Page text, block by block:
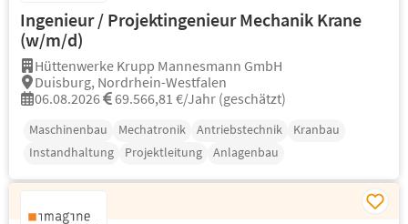
Ingenieur / Projektingenieur Mechanik Krane
(w/m/d)
Hüttenwerke Krupp Mannesmann GmbH
Duisburg, Nordrhein-Westfalen
06.08.2026
69.566,81 €/Jahr (geschätzt)
Maschinenbau Mechatronik Antriebstechnik
Kranbau
Instandhaltung
Projektleitung Anlagenbau